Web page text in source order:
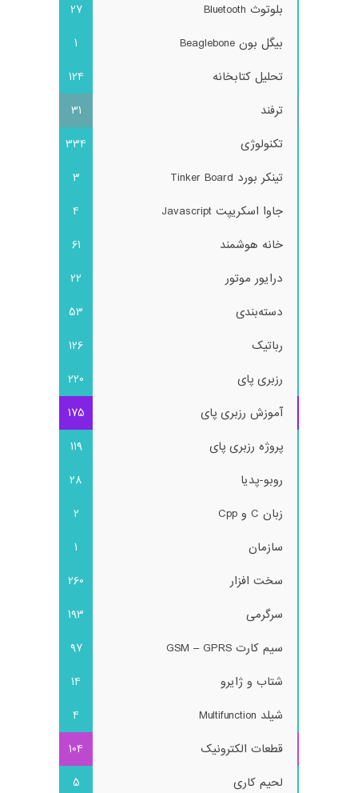
بلوتوث Bluetooth
27
بیگل بون Beaglebone
1
تحلیل کتابخانه
124
ترفند
31
تکنولوژی
334
تینکر بورد Tinker Board
3
جاوا اسکریپت Javascript
4
خانه هوشمند
61
درایور موتور
22
دسته‌بندی
53
رباتیک
126
رزبری پای
220
آموزش رزبری پای
175
پروژه رزبری پای
119
روبو-پدیا
28
زبان C و Cpp
2
سازمان
1
سخت افزار
260
سرگرمی
193
سیم کارت GSM – GPRS
97
شتاب و ژایرو
14
شیلد Multifunction
4
قطعات الکترونیک
104
لحیم کاری
5